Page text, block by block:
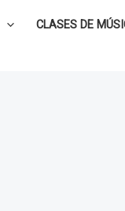
CLASES DE